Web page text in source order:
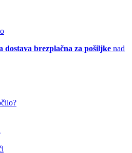
dostava brezplačna za pošiljke nad